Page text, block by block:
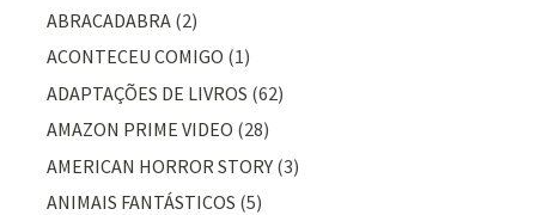
ABRACADABRA (2)
ACONTECEU COMIGO (1)
ADAPTAÇÕES DE LIVROS (62)
AMAZON PRIME VIDEO (28)
AMERICAN HORROR STORY (3)
ANIMAIS FANTÁSTICOS (5)